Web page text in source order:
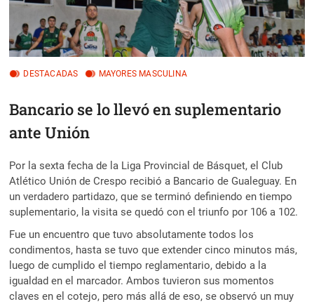
DESTACADAS MAYORES MASCULINA
Bancario se lo llevó en suplementario
ante Unión
Por la sexta fecha de la Liga Provincial de Básquet, el Club
Atlético Unión de Crespo recibió a Bancario de Gualeguay. En
un verdadero partidazo, que se terminó definiendo en tiempo
suplementario, la visita se quedó con el triunfo por 106 a 102.
Fue un encuentro que tuvo absolutamente todos los
condimentos, hasta se tuvo que extender cinco minutos más,
luego de cumplido el tiempo reglamentario, debido a la
igualdad en el marcador. Ambos tuvieron sus momentos
claves en el cotejo, pero más allá de eso, se observó un muy